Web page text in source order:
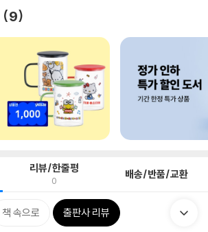
9
리뷰/한줄평
0 배송/반품/교환
책 속으로 출판사 리뷰